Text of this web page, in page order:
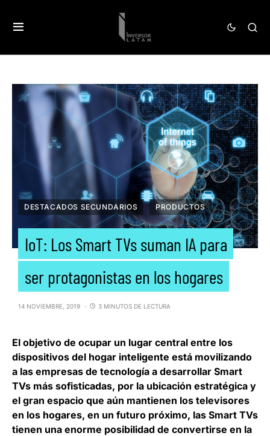
DESTACADOS SECUNDARIOS PRODUCTOS
IoT: Los Smart TVs suman IA para
ser protagonistas en los hogares
14 NOVIEMBRE, 2019 3 MINUTOS DE LECTURA
El objetivo de ocupar un lugar central entre los
dispositivos del hogar inteligente está movilizando
a las empresas de tecnología a desarrollar Smart
TVs más sofisticadas, por la ubicación estratégica y
el gran espacio que aún mantienen los televisores
en los hogares, en un futuro próximo, las Smart TVs
tienen una enorme posibilidad de convertirse en la